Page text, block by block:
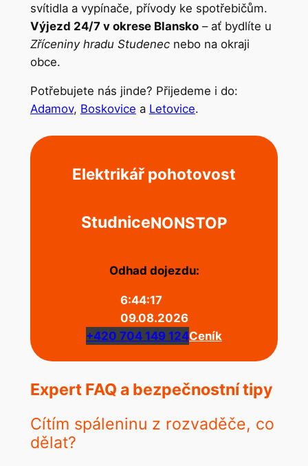
svítidla a vypínače, přívody ke spotřebičům.
Výjezd 24/7 v okrese Blansko– ať bydlíte u
Zříceniny hradu Studenecnebo na okraji
obce.
Potřebujete nás jinde? Přijedeme i do:
Adamov, Boskovice a Letovice.
Elektrikář pohotovost
StudniceNONSTOP
Odhad dojezdu:
6:44:17
09.08.2026
+420 704 149 124Ceník
Expert FAQ a bezpečnostní tipy
Cítím spáleninu z rozvaděče, co
dělat?